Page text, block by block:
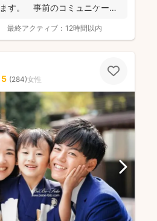
す。 事前のコミュニケーシ
最終アクティブ： 12時間以内
5 (284)女性